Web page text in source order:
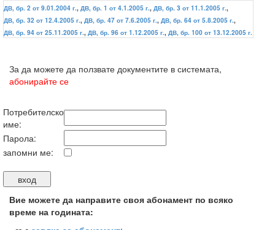
ДВ, бр. 2 от 9.01.2004 г., ДВ, бр. 1 от 4.1.2005 г., ДВ, бр. 3 от 11.1.2005 г.,
ДВ, бр. 32 от 12.4.2005 г., ДВ, бр. 47 от 7.6.2005 г., ДВ, бр. 64 от 5.8.2005 г.,
ДВ, бр. 94 от 25.11.2005 г., ДВ, бр. 96 от 1.12.2005 г., ДВ, бр. 100 от 13.12.2005 г.
За да можете да ползвате документите в системата,
абонирайте се
Потребителско
име:
Парола:
запомни ме:
Вие можете да направите своя абонамент по всяко
време на годината: